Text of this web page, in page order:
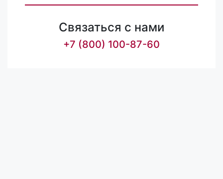
Связаться с нами
+7 (800) 100-87-60